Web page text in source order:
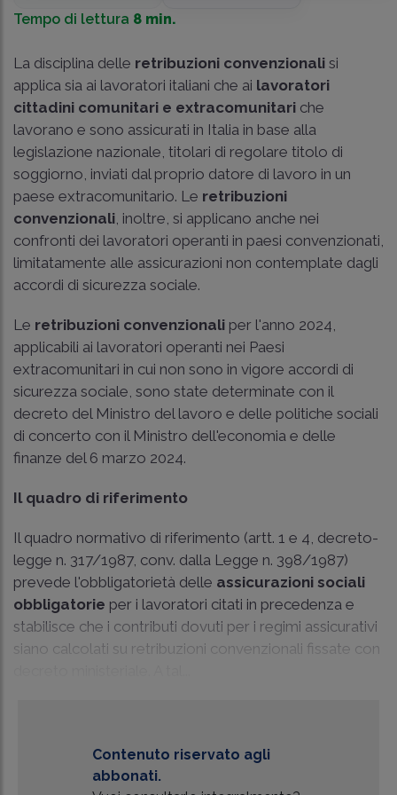
Tempo di lettura 8 min.
La disciplina delle retribuzioni convenzionali si
applica sia ai lavoratori italiani che ai lavoratori
cittadini comunitari e extracomunitari che
lavorano e sono assicurati in Italia in base alla
legislazione nazionale, titolari di regolare titolo di
soggiorno, inviati dal proprio datore di lavoro in un
paese extracomunitario. Le retribuzioni
convenzionali, inoltre, si applicano anche nei
confronti dei lavoratori operanti in paesi convenzionati,
limitatamente alle assicurazioni non contemplate dagli
accordi di sicurezza sociale.
Le retribuzioni convenzionali per l'anno 2024,
applicabili ai lavoratori operanti nei Paesi
extracomunitari in cui non sono in vigore accordi di
sicurezza sociale, sono state determinate con il
decreto del Ministro del lavoro e delle politiche sociali
di concerto con il Ministro dell'economia e delle
finanze del 6 marzo 2024.
Il quadro di riferimento
Il quadro normativo di riferimento (artt. 1 e 4, decreto-
legge n. 317/1987, conv. dalla Legge n. 398/1987)
prevede l'obbligatorietà delle assicurazioni sociali
obbligatorie per i lavoratori citati in precedenza e
stabilisce che i contributi dovuti per i regimi assicurativi
siano calcolati su retribuzioni convenzionali fissate con
Contenuto riservato agli
abbonati.